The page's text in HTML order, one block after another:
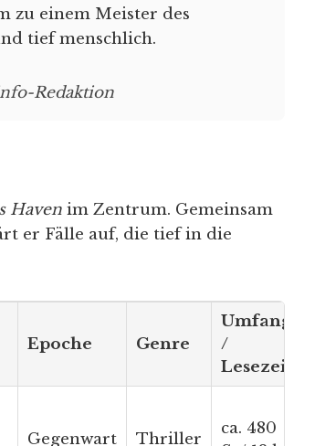
zu einem Meister des
tief menschlich.
Redaktion
Haven im Zentrum. Gemeinsam
er Fälle auf, die tief in die
Epoche Genre
Umfang
/
Lesezeit
Gegenwart Thriller
ca. 480